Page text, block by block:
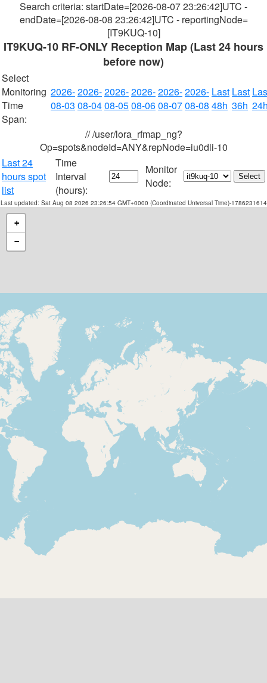
Search criteria: startDate=[2026-08-07 23:26:42]UTC -
endDate=[2026-08-08 23:26:42]UTC - reportingNode=
[IT9KUQ-10]
IT9KUQ-10 RF-ONLY Reception Map (Last 24 hours
before now)
Select
Monitoring
Time
Span:
2026-
08-03
2026-
08-04
2026-
08-05
2026-
08-06
2026-
08-07
2026-
08-08
Last
48h
Last
36h
// /user/lora_rfmap_ng?
Op=spots&nodeId=ANY&repNode=iu0dli-10
Last 24
hours spot
list
Time
Interval
(hours):
Monitor
Node:
Last updated: Sat Aug 08 2026 23:26:54 GMT+0000 (Coordinated Universal Time)-1786231614
+
−